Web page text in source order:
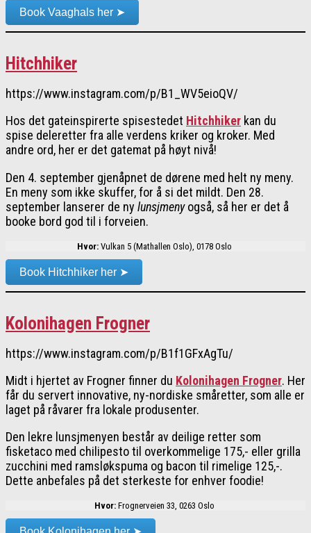
Book Vaaghals her ➤
Hitchhiker
https://www.instagram.com/p/B1_WV5eioQV/
Hos det gateinspirerte spisestedet Hitchhiker kan du
spise deleretter fra alle verdens kriker og kroker. Med
andre ord, her er det gatemat på høyt nivå!
Den 4. september gjenåpnet de dørene med helt ny meny.
En meny som ikke skuffer, for å si det mildt. Den 28.
september lanserer de ny lunsjmenyogså, så her er det å
booke bord god til i forveien.
Hvor: Vulkan 5 (Mathallen Oslo), 0178 Oslo
Book Hitchhiker her ➤
Kolonihagen Frogner
https://www.instagram.com/p/B1f1GFxAgTu/
Midt i hjertet av Frogner finner du Kolonihagen Frogner. Her
får du servert innovative, ny-nordiske småretter, som alle er
laget på råvarer fra lokale produsenter.
Den lekre lunsjmenyen består av deilige retter som
fisketaco med chilipesto til overkommelige 175,- eller grilla
zucchini med ramsløkspuma og bacon til rimelige 125,-.
Dette anbefales på det sterkeste for enhver foodie!
Hvor: Frognerveien 33, 0263 Oslo